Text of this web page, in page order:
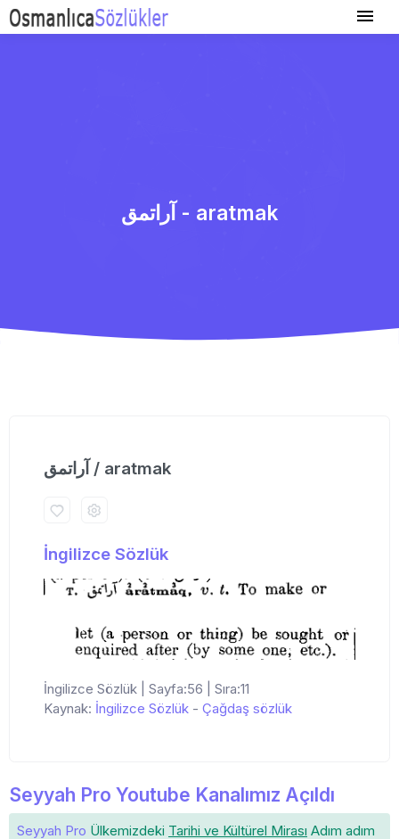
آراتمق - aratmak
آراتمق / aratmak
İngilizce Sözlük
İngilizce Sözlük | Sayfa:56 | Sıra:11
Kaynak: İngilizce Sözlük - Çağdaş sözlük
Seyyah Pro Youtube Kanalımız Açıldı
Seyyah Pro Ülkemizdeki Tarihi ve Kültürel Mirası Adım adım